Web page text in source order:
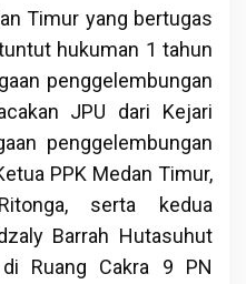
Timur yang bertugas
hukuman 1 tahun
penggelembungan
JPU dari Kejari
penggelembungan
PPK Medan Timur,
serta kedua
Barrah Hutasuhut
Ruang Cakra 9 PN